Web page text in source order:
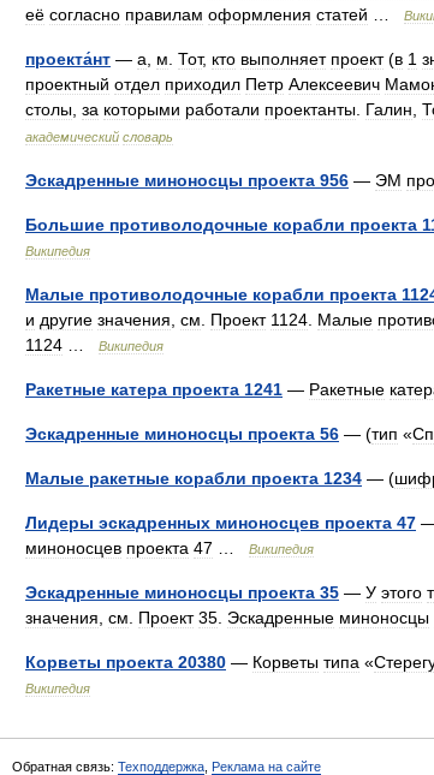
её согласно правилам оформления статей
проекта́нт — а м Тот, кто выполняет проект(в 1
проектный отдел приходил Петр Алексеевич
столы за которыми работали проектанты Галин
академический словарь
Эскадренные миноносцы проекта 956 — ЭМ
Большие противолодочные корабли проекта
Википедия
Малые противолодочные корабли проекта
и другие значения см Проект 1124 Малые
1124
Википедия
Ракетные катера проекта 1241 — Ракетные
Эскадренные миноносцы проекта 56 — (тип «
Малые ракетные корабли проекта 1234 — (
Лидеры эскадренных миноносцев проекта 47
миноносцев проекта 47 Википедия
Эскадренные миноносцы проекта 35 — У этого
значения см Проект 35 Эскадренные миноносцы
Корветы проекта 20380 — Корветы типа «
Википедия
Обратная связь: Техподдержка Реклама на сайте